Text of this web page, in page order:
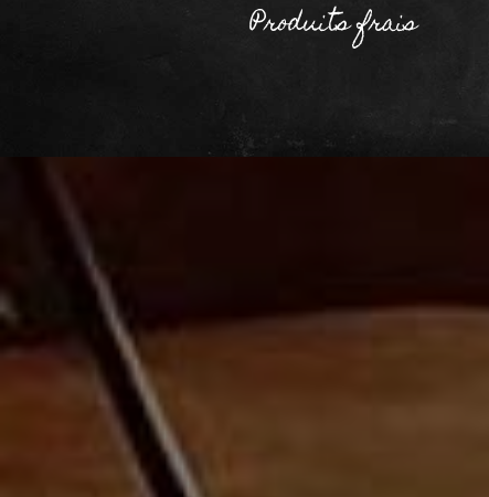
Produits frais